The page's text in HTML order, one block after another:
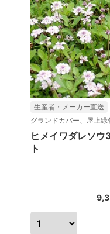
生産者・メーカー直送
グランドカバー、屋上
ヒメイワダレソ
ト